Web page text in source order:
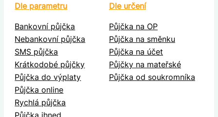
Dle parametru
Bankovní půjčka
Nebankovní půjčka
SMS půjčka
Krátkodobé půjčky
Půjčka do výplaty
Půjčka online
Rychlá půjčka
Půjčka ihned
Dle určení
Půjčka na OP
Půjčka na směnku
Půjčka na účet
Půjčky na mateřské
Půjčka od soukromníka